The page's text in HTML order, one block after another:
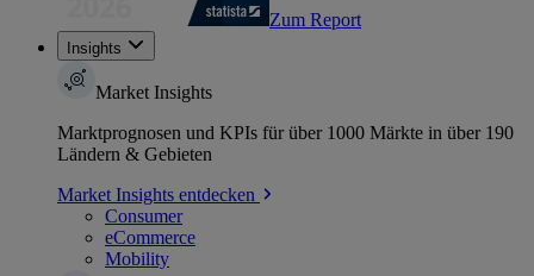
Zum Report
Insights
Market Insights
Marktprognosen und KPIs für über 1000 Märkte in über 190
Ländern & Gebieten
Market Insights entdecken
Consumer
eCommerce
Mobility